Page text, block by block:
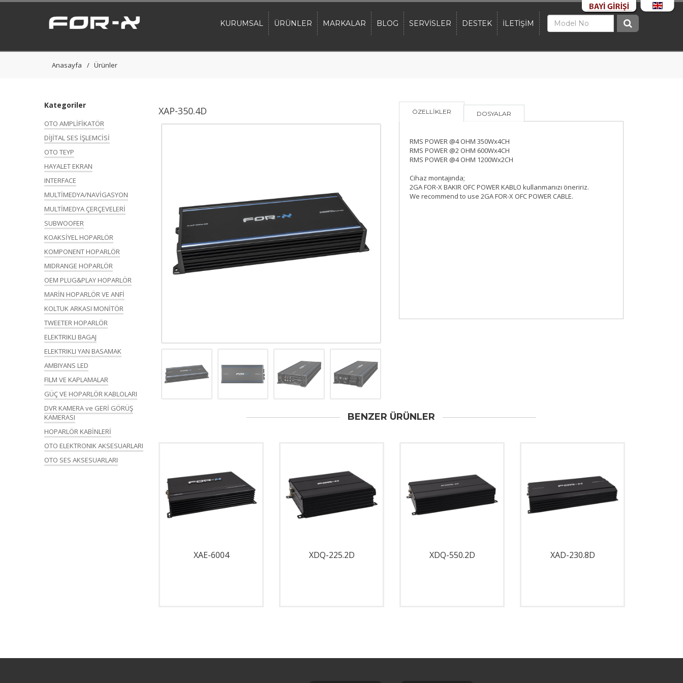
KURUMSAL ÜRÜNLER MARKALAR BLOG SERVİSLER DESTEK İLETİŞİM
Anasayfa Ürünler
Kategoriler
OTO AMPLİFİKATÖR
DİJİTAL SES İŞLEMCİSİ
OTO TEYP
HAYALET EKRAN
INTERFACE
MULTİMEDYA/NAVİGASYON
MULTİMEDYA ÇERÇEVELERİ
SUBWOOFER
KOAKSİYEL HOPARLÖR
KOMPONENT HOPARLÖR
MIDRANGE HOPARLÖR
OEM PLUG&PLAY HOPARLÖR
MARİN HOPARLÖR VE ANFİ
KOLTUK ARKASI MONİTÖR
TWEETER HOPARLÖR
ELEKTRIKLI BAGAJ
ELEKTRIKLI YAN BASAMAK
AMBIYANS LED
FILM VE KAPLAMALAR
GÜÇ VE HOPARLÖR KABLOLARI
DVR KAMERA ve GERİ GÖRÜŞ
KAMERASI
HOPARLÖR KABİNLERİ
OTO ELEKTRONIK AKSESUARLARI
OTO SES AKSESUARLARI
XAP-350.4D ÖZELLİKLER DOSYALAR
RMS POWER @4 OHM 350Wx4CH
RMS POWER @2 OHM 600Wx4CH
RMS POWER @4 OHM 1200Wx2CH
Cihaz montajında;
2GA FOR-X BAKIR OFC POWER KABLO kullanmanızı öneririz.
We recommend to use 2GA FOR-X OFC POWER CABLE.
BENZER ÜRÜNLER
XAE-6004 XDQ-225.2D XDQ-550.2D XAD-230.8D